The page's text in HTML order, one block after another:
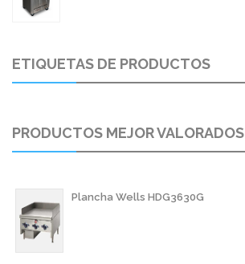
ETIQUETAS DE PRODUCTOS
PRODUCTOS MEJOR VALORADOS
Plancha Wells HDG3630G